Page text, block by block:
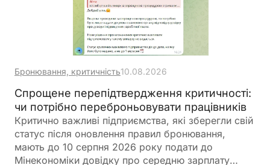
Бронювання, критичність10.08.2026
Спрощене перепідтвердження критичності:
чи потрібно переброньовувати працівників
Критично важливі підприємства, які зберегли свій
статус після оновлення правил бронювання,
мають до 10 серпня 2026 року подати до
Мінекономіки довідку про середню зарплату